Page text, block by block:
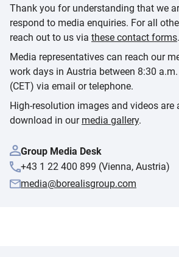
Thank you for understanding that we
respond to media enquiries. For all
reach out to us via these contact forms.
Media representatives can reach our
work days in Austria between 8:30
(CET) via email or telephone.
High-resolution images and videos are
download in our media gallery.
Group Media Desk
+43 1 22 400 899 (Vienna, Austria)
media@borealisgroup.com